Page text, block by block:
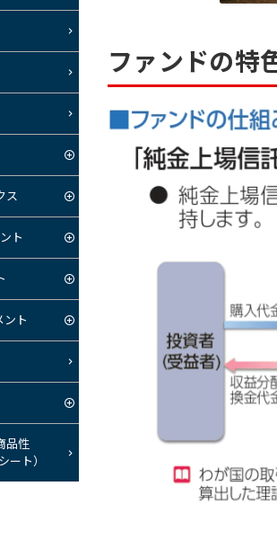
ス
ト
ント
品性
ート）
ファンドの特